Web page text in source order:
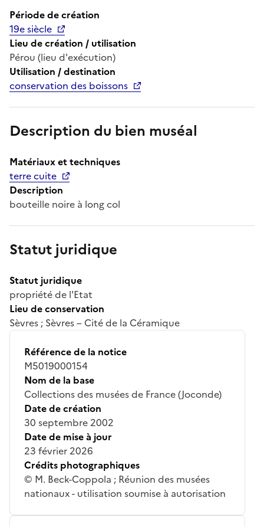
Période de création
19e siècle
Lieu de création / utilisation
Pérou (lieu d'exécution)
Utilisation / destination
conservation des boissons
Description du bien muséal
Matériaux et techniques
terre cuite
Description
bouteille noire à long col
Statut juridique
Statut juridique
propriété de l'Etat
Lieu de conservation
Sèvres ; Sèvres – Cité de la Céramique
Référence de la notice
M5019000154
Nom de la base
Collections des musées de France (Joconde)
Date de création
30 septembre 2002
Date de mise à jour
23 février 2026
Crédits photographiques
© M. Beck-Coppola ; Réunion des musées
nationaux - utilisation soumise à autorisation